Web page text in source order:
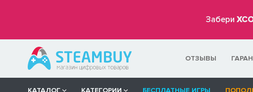
Забери
ОТЗЫВЫ
КАТАЛОГ КАТЕГОРИИ БЕСПЛАТНЫЕ ИГРЫ